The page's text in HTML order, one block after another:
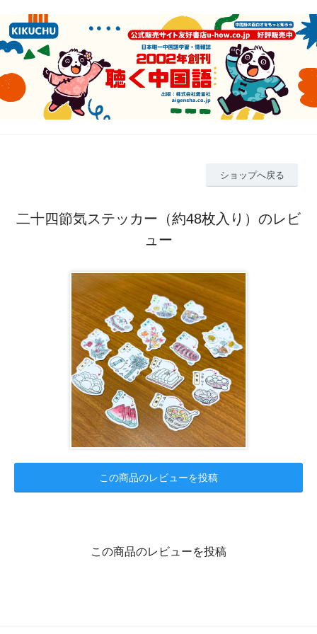
ショップへ戻る
二十四節気ステッカー（約48枚入り）のレビ
ュー
この商品のレビューを投稿
この商品のレビューを投稿